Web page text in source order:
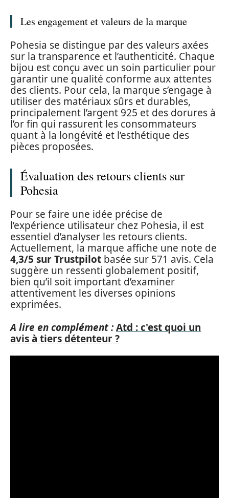
Les engagement et valeurs de la marque
Pohesia se distingue par des valeurs axées
sur la transparence et l’authenticité. Chaque
bijou est conçu avec un soin particulier pour
garantir une qualité conforme aux attentes
des clients. Pour cela, la marque s’engage à
utiliser des matériaux sûrs et durables,
principalement l’argent 925 et des dorures à
l’or fin qui rassurent les consommateurs
quant à la longévité et l’esthétique des
pièces proposées.
Évaluation des retours clients sur
Pohesia
Pour se faire une idée précise de
l’expérience utilisateur chez Pohesia, il est
essentiel d’analyser les retours clients.
Actuellement, la marque affiche une note de
4,3/5 sur Trustpilot basée sur 571 avis. Cela
suggère un ressenti globalement positif,
bien qu’il soit important d’examiner
attentivement les diverses opinions
exprimées.
A lire en complément :Atd : c'est quoi un
avis à tiers détenteur ?